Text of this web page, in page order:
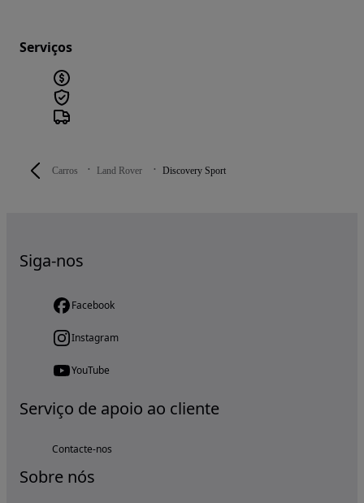
Carros Land Rover Discovery Sport
Serviços
Siga-nos
Facebook
Instagram
YouTube
Serviço de apoio ao cliente
Contacte-nos
Sobre nós